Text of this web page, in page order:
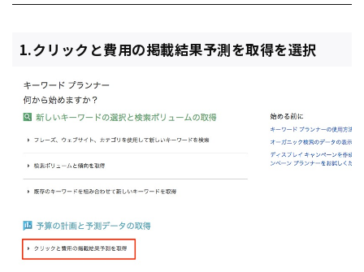
1.クリックと費用の掲載結果予測を取得を選択